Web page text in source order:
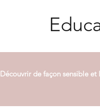
Découvrir de façon sensible et